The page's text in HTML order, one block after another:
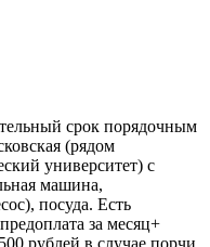
срок порядочным
(рядом
университет) с
машина,
посуда. Есть
за месяц+
рублей в случае порчи